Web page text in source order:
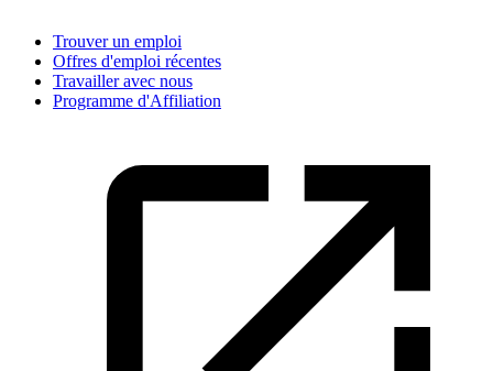
Trouver un emploi
Offres d'emploi récentes
Travailler avec nous
Programme d'Affiliation